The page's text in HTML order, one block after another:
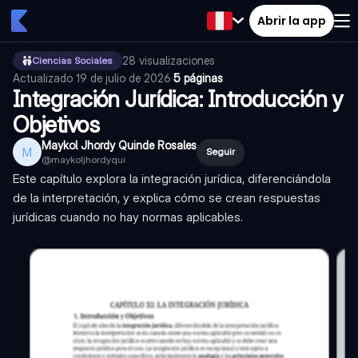
Abrir la app
Ciencias Sociales 28 visualizaciones·
Actualizado 19 de julio de 2026·5 páginas
Integración Jurídica: Introducción y
Objetivos
M Maykol Jhordy Quinde Rosales
@maykoljhordyqui
Seguir
Este capítulo explora la integración jurídica, diferenciándola
de la interpretación, y explica cómo se crean respuestas
jurídicas cuando no hay normas aplicables.